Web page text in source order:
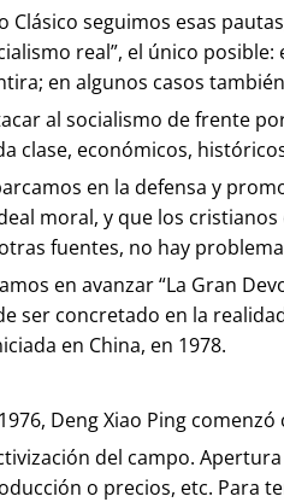
Clásico seguimos esas
real”, el único
en algunos casos
al socialismo de frente
clase, económicos,
en la defensa y
moral, y que los
fuentes, no hay
en avanzar “La Gran
ser concretado en la
en China, en 1978.
Deng Xiao Ping
del campo.
o precios, etc. Para